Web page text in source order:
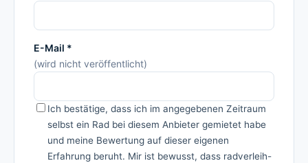
E-Mail *
(wird nicht veröffentlicht)
Ich bestätige, dass ich im angegebenen Zeitraum
selbst ein Rad bei diesem Anbieter gemietet habe
und meine Bewertung auf dieser eigenen
Erfahrung beruht. Mir ist bewusst, dass radverleih-